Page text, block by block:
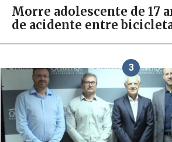
Morre adolescente de 17
de acidente entre
3